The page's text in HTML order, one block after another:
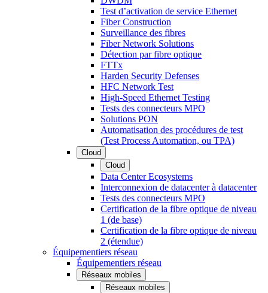
Test d’activation de service Ethernet
Fiber Construction
Surveillance des fibres
Fiber Network Solutions
Détection par fibre optique
FTTx
Harden Security Defenses
HFC Network Test
High-Speed Ethernet Testing
Tests des connecteurs MPO
Solutions PON
Automatisation des procédures de test
(Test Process Automation, ou TPA)
Cloud
Cloud
Data Center Ecosystems
Interconnexion de datacenter à datacenter
Tests des connecteurs MPO
Certification de la fibre optique de niveau
1 (de base)
Certification de la fibre optique de niveau
2 (étendue)
Équipementiers réseau
Équipementiers réseau
Réseaux mobiles
Réseaux mobiles